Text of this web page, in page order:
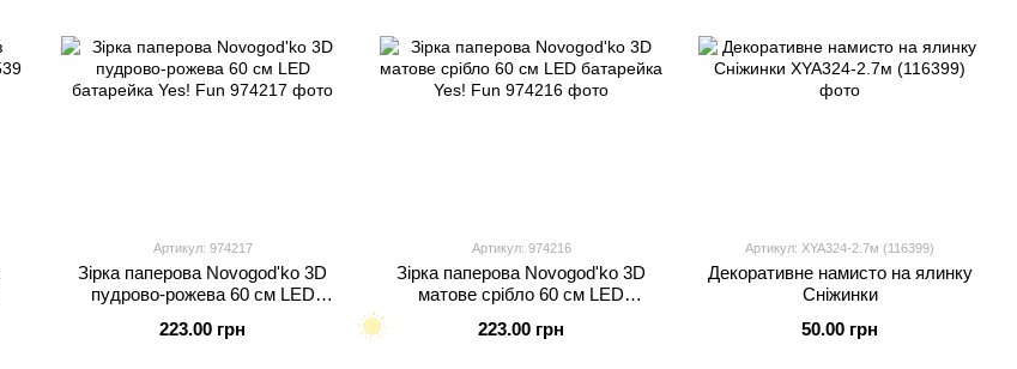
Артикул: 974217
Зірка паперова Novogod'ko 3D
пудрово-рожева 60 см LED
223.00 грн
Артикул: 974216
Зірка паперова Novogod'ko 3D
матове срібло 60 см LED
223.00 грн
Артикул: XYA324-2.7м (116399)
Декоративне намисто на ялинку
Сніжинки
50.00 грн